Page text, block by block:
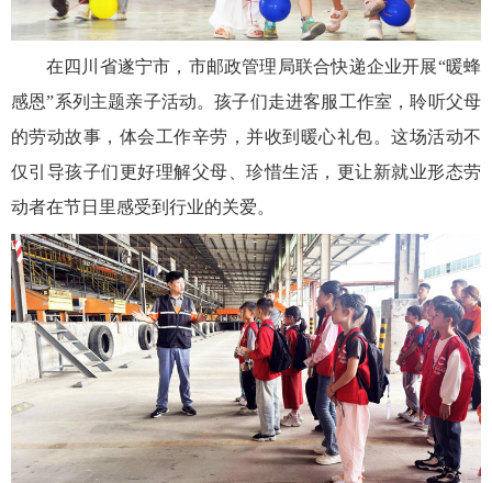
在四川省遂宁市，市邮政管理局联合快递企业开展“暖蜂
感恩”系列主题亲子活动。孩子们走进客服工作室，聆听父母
的劳动故事，体会工作辛劳，并收到暖心礼包。这场活动不
仅引导孩子们更好理解父母、珍惜生活，更让新就业形态劳
动者在节日里感受到行业的关爱。